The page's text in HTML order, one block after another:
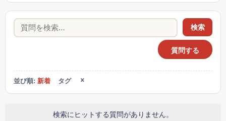
質問する
検索
並び順: 新着 タグ
検索にヒットする質問がありません。